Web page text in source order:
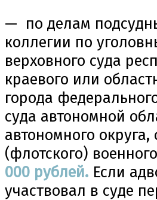
— по делам
коллегии по
верховного суда
краевого или
города
суда автономной
автономного округа,
(флотского)
000 рублей. Если
участвовал в суде